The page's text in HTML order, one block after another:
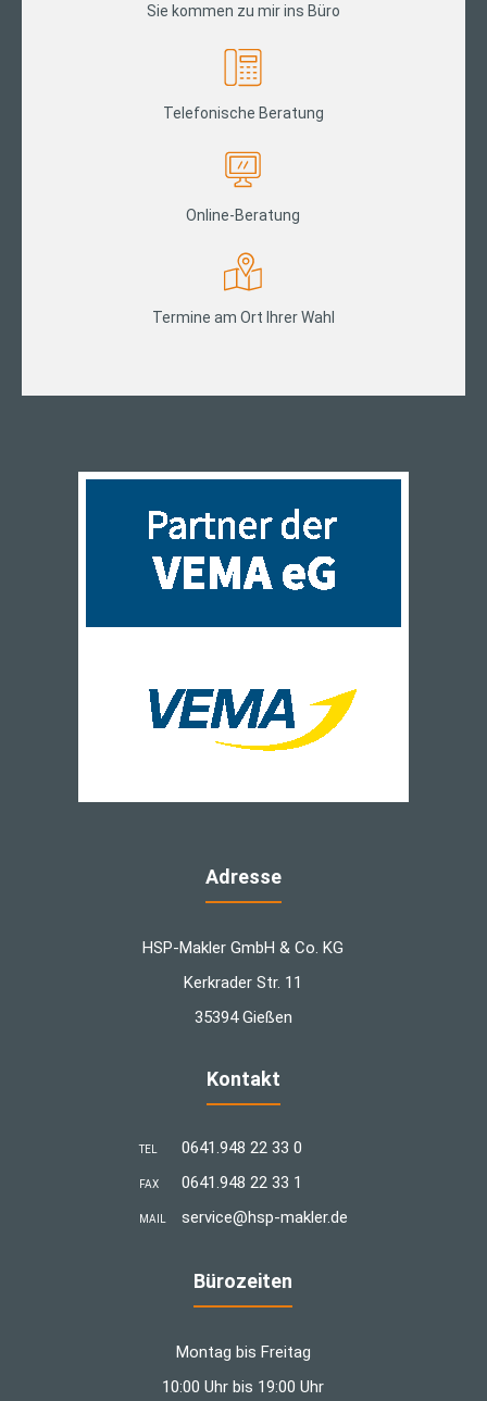
Sie kommen zu mir ins Büro
Telefonische Beratung
Online-Beratung
Termine am Ort Ihrer Wahl
Adresse
HSP-Makler GmbH & Co. KG
Kerkrader Str. 11
35394 Gießen
Kontakt
TEL 0641.948 22 33 0
FAX 0641.948 22 33 1
MAIL ­service@hsp-makler.de
Bürozeiten
Montag bis Freitag
10:00 Uhr bis 19:00 Uhr